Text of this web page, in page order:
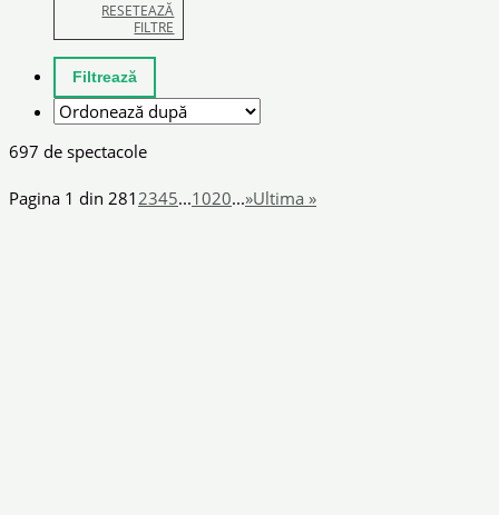
RESETEAZĂ
FILTRE
697 de spectacole
Pagina 1 din 2812345...1020...»Ultima »